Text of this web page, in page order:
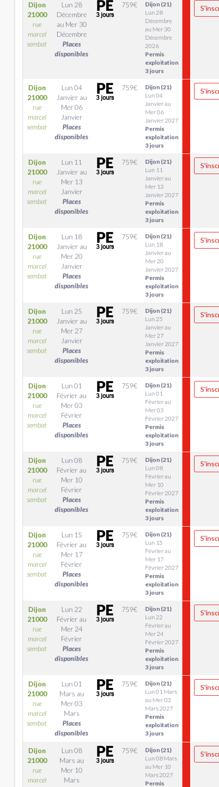
Dijon
21000
rue
marcel
sembat
Lun 28
Décembre
au Mer 30
Décembre
Places
disponibles
759€
Dijon (21)
Lun 28
Décembre
au Mer 30
Décembre
2026
Permis
exploitation
3 jours
Dijon
21000
rue
marcel
sembat
Lun 04
Janvier au
Mer 06
Janvier
Places
disponibles
759€
Dijon (21)
Lun 04
Janvier au
Mer 06
Janvier 2027
Permis
exploitation
3 jours
Dijon
21000
rue
marcel
sembat
Lun 11
Janvier au
Mer 13
Janvier
Places
disponibles
759€
Dijon (21)
Lun 11
Janvier au
Mer 13
Janvier 2027
Permis
exploitation
3 jours
Dijon
21000
rue
marcel
sembat
Lun 18
Janvier au
Mer 20
Janvier
Places
disponibles
759€
Dijon (21)
Lun 18
Janvier au
Mer 20
Janvier 2027
Permis
exploitation
3 jours
Dijon
21000
rue
marcel
sembat
Lun 25
Janvier au
Mer 27
Janvier
Places
disponibles
759€
Dijon (21)
Lun 25
Janvier au
Mer 27
Janvier 2027
Permis
exploitation
3 jours
Dijon
21000
rue
marcel
sembat
Lun 01
Février au
Mer 03
Février
Places
disponibles
759€
Dijon (21)
Lun 01
Février au
Mer 03
Février 2027
Permis
exploitation
3 jours
Dijon
21000
rue
marcel
sembat
Lun 08
Février au
Mer 10
Février
Places
disponibles
759€
Dijon (21)
Lun 08
Février au
Mer 10
Février 2027
Permis
exploitation
3 jours
Dijon
21000
rue
marcel
sembat
Lun 15
Février au
Mer 17
Février
Places
disponibles
759€
Dijon (21)
Lun 15
Février au
Mer 17
Février 2027
Permis
exploitation
3 jours
Dijon
21000
rue
marcel
sembat
Lun 22
Février au
Mer 24
Février
Places
disponibles
759€
Dijon (21)
Lun 22
Février au
Mer 24
Février 2027
Permis
exploitation
3 jours
Dijon
21000
rue
marcel
sembat
Lun 01
Mars au
Mer 03
Mars
Places
disponibles
759€
Dijon (21)
Lun 01 Mars
au Mer 03
Mars 2027
Permis
exploitation
3 jours
Dijon
21000
rue
marcel
Lun 08
Mars au
Mer 10
Mars
759€
Dijon (21)
Lun 08 Mars
au Mer 10
Mars 2027
Permis